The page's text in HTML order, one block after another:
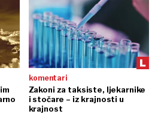
komentari
Zakoni za taksiste, ljekarnike
i stočare – iz krajnosti u
krajnost